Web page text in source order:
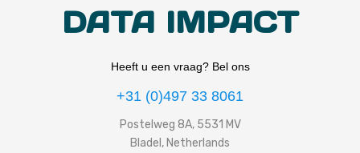
DATA IMPACT
Heeft u een vraag? Bel ons
+31 (0)497 33 8061
Postelweg 8A, 5531 MV
Bladel, Netherlands